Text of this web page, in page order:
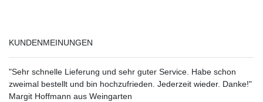
KUNDENMEINUNGEN
"Sehr schnelle Lieferung und sehr guter Service. Habe schon
zweimal bestellt und bin hochzufrieden. Jederzeit wieder. Danke!"
Margit Hoffmann aus Weingarten